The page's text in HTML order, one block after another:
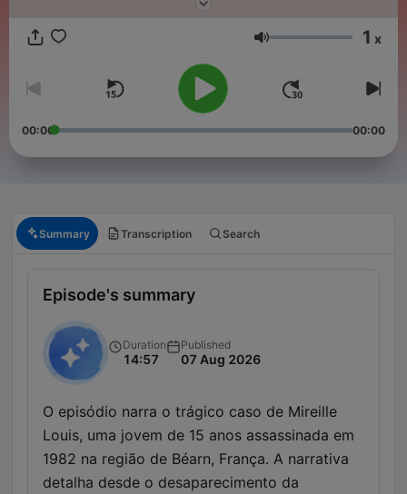
Volume 1 x
00:00 00:00
Summary Transcription Search
Episode's summary
Duration
14:57
Published
07 Aug 2026
O episódio narra o trágico caso de Mireille
Louis, uma jovem de 15 anos assassinada em
1982 na região de Béarn, França. A narrativa
detalha desde o desaparecimento da